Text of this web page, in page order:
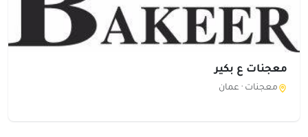
معجنات ع بكير
معجنات · عمان